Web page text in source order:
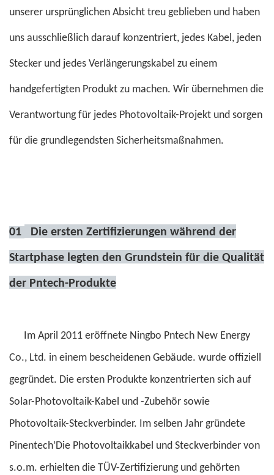
unserer ursprünglichen Absicht treu geblieben und haben
uns ausschließlich darauf konzentriert, jedes Kabel, jeden
Stecker und jedes Verlängerungskabel zu einem
handgefertigten Produkt zu machen. Wir übernehmen die
Verantwortung für jedes Photovoltaik-Projekt und sorgen
für die grundlegendsten Sicherheitsmaßnahmen.
01 Die ersten Zertifizierungen während der
Startphase legten den Grundstein für die Qualität
der Pntech-Produkte
Im April 2011 eröffnete Ningbo Pntech New Energy
Co., Ltd. in einem bescheidenen Gebäude. wurde offiziell
gegründet. Die ersten Produkte konzentrierten sich auf
Solar-Photovoltaik-Kabel und -Zubehör sowie
Photovoltaik-Steckverbinder. Im selben Jahr gründete
Pinentech’Die Photovoltaikkabel und Steckverbinder von
s.o.m. erhielten die TÜV-Zertifizierung und gehörten